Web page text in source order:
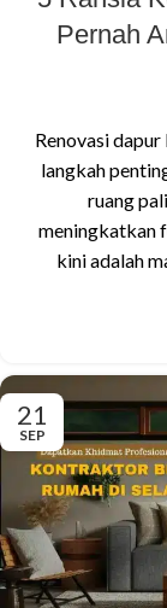
Pernah
Renovasi
langkah
ruang
meningkatkan
kini adalah
21
SEP